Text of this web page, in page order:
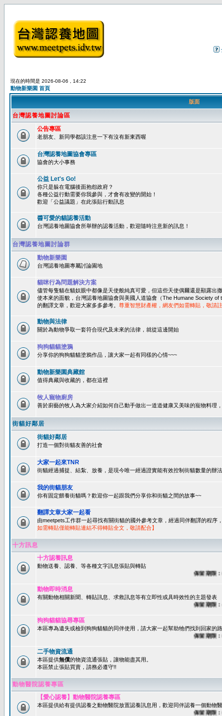
現在的時間是 2026-08-06 , 14:22
動物新樂園 首頁
版面
台灣認養地圖討論區
公告專區
老朋友、新同學都該注意一下有沒有新東西喔
台灣認養地圖協會專區
協會的大小事務
公益 Let's Go!
你只是躲在電腦後面抱怨政府？
各種公益行動需要你我參與，才會有改變的開始！
歡迎「公益議題」在此張貼行動訊息
醬可愛的貓認養活動
台灣認養地圖協會所舉辦的認養活動，歡迎隨時注意新的訊息！
台灣認養地圖討論群
動物新樂園
台灣認養地圖專屬討論園地
貓咪行為問題解決方案
儘管每隻貓在貓奴眼中都像是天使般純真可愛，但這些天使偶爾還是顯露出
使本來的面貌，台灣認養地圖協會與美國人道協會（The Humane Society
的翻譯文章，歡迎大家多多參考。 尊重智慧財產權，網友們如需轉貼，敬請
動物與法律
關於為動物爭取一套符合現代及未來的法律，就從這邊開始
狗狗貓貓塗鴉
分享你的狗狗貓貓塗鴉作品，讓大家一起有同樣的心情~~~
動物新樂園典藏館
值得典藏與收藏的，都在這裡
牧人寵物廚房
善於廚藝的牧人為大家介紹如何自己動手做出一道道健康又美味的寵物料理
街貓好鄰居
街貓好鄰居
打造一個對街貓友善的社會
大家一起來TNR
街貓經過捕捉、結紮、放養，是現今唯一經過證實能有效控制街貓數量的辦
我的街貓朋友
你有固定餵養街貓嗎？歡迎你一起跟我們分享你和街貓之間的故事~~
翻譯文章大家一起看
由meetpets工作群一起尋找有關街貓的國外參考文章，經過同伴翻譯的程序
如需轉貼僅能轉貼連結不得轉貼全文，敬請配合】
十方訊息
十方認養訊息
動物送養、認養、等各種文字訊息張貼與轉貼
保留期限：60
動物即時消息
有關動物相關新聞、轉貼訊息、求救訊息等有立即性或具時效性的主題發表
保留期限：45
狗狗貓貓協尋專區
本區專為遺失或檢到狗狗貓貓的同伴使用，請大家一起幫助牠們找到回家的
保留期限：60
二手物資流通
本區提供無償的物資流通張貼，讓物能盡其用。
本區禁止張貼買賣，請務必遵守!!
動物醫院認養專區
【愛心認養】動物醫院認養專區
本區提供給有提供認養之動物醫院放置認養訊息用，歡迎同伴認養一個動物
保留期限：60